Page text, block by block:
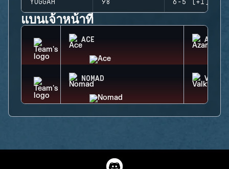
YOGGAH 98 6-5 (+1)
แบนเจ้าหน้าที่
ACE AZAMI
NOMAD